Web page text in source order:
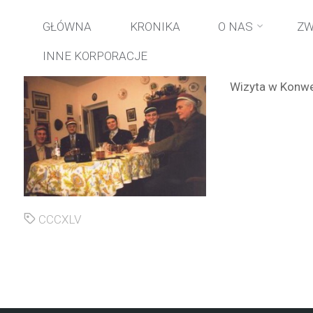
Przejdź
do
treści
GŁÓWNA KRONIKA O NAS
INNE KORPORACJE
Wizyta w
CCCXLV